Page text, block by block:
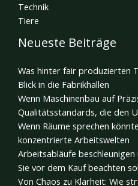
Technik
Tiere
Neueste Beiträge
Was hinter fair produzierten
Blick in die Fabrikhallen
Wenn Maschinenbau auf
Qualitätsstandards, die den
Wenn Räume sprechen
konzentrierte Arbeitswelten
Arbeitsabläufe
Sie vor dem Kauf beachten
Von Chaos zu Klarheit: Wie